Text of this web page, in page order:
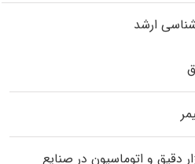
ارشد
دقیق و اتوماسیون در صنایع